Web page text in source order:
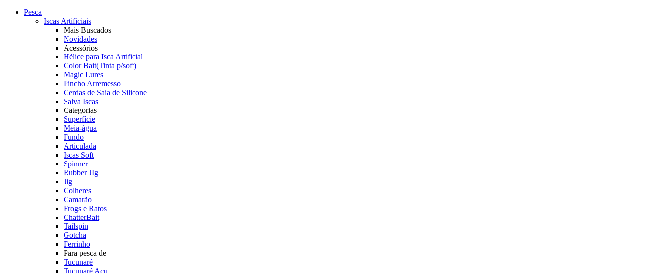
Pesca
Iscas Artificiais
Mais Buscados
Novidades
Acessórios
Hélice para Isca Artificial
Color Bait(Tinta p/soft)
Magic Lures
Pincho Arremesso
Cerdas de Saia de Silicone
Salva Iscas
Categorias
Superfície
Meia-água
Fundo
Articulada
Iscas Soft
Spinner
Rubber JIg
Jig
Colheres
Camarão
Frogs e Ratos
ChatterBait
Tailspin
Gotcha
Ferrinho
Para pesca de
Tucunaré
Tucunaré Açu